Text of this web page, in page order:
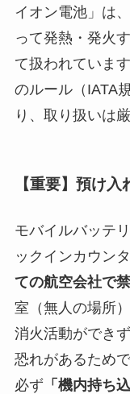
イオン電池」は
って発熱・発火
て扱われていま
のルール（IATA
り、取り扱いは
【重要】預け
モバイルバッテ
ックインカウン
ての航空会社で
室（無人の場所
消火活動ができ
恐れがあるためで
必ず「機内持ち